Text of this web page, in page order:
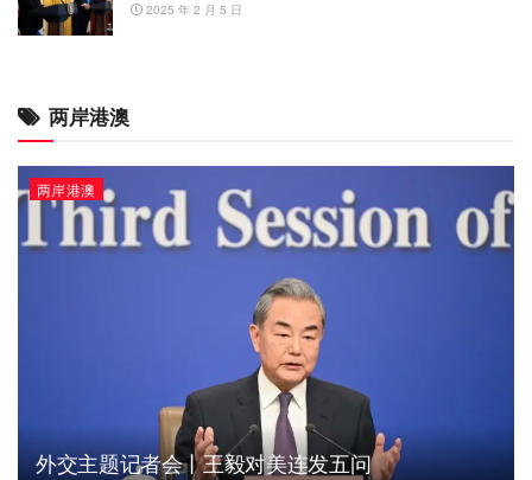
2025 年 2 月 5 日
两岸港澳
两岸港澳
外交主题记者会丨王毅对美连发五问